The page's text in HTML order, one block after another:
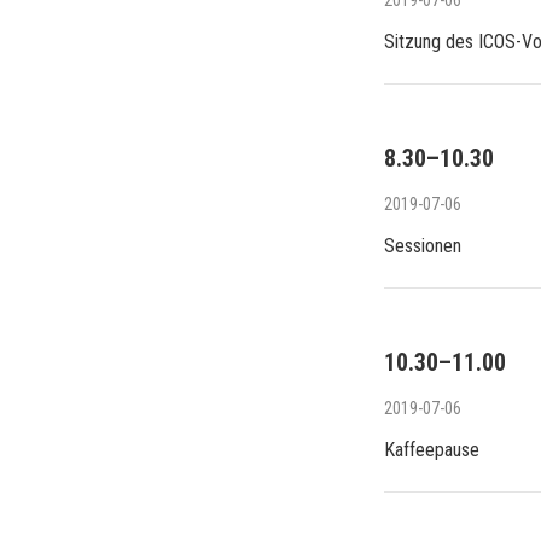
Sitzung des ICOS-
8.30–10.30
2019-07-06
Sessionen
10.30–11.00
2019-07-06
Kaffeepause